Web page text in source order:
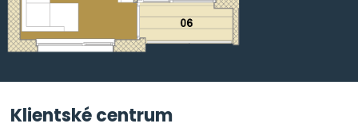
Klientské centrum